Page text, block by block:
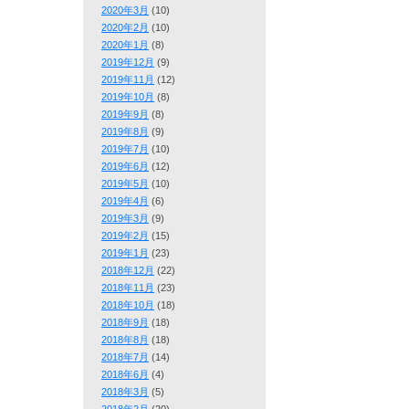
2020年3月 (10)
2020年2月 (10)
2020年1月 (8)
2019年12月 (9)
2019年11月 (12)
2019年10月 (8)
2019年9月 (8)
2019年8月 (9)
2019年7月 (10)
2019年6月 (12)
2019年5月 (10)
2019年4月 (6)
2019年3月 (9)
2019年2月 (15)
2019年1月 (23)
2018年12月 (22)
2018年11月 (23)
2018年10月 (18)
2018年9月 (18)
2018年8月 (18)
2018年7月 (14)
2018年6月 (4)
2018年3月 (5)